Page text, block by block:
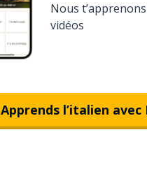
Nous
vidéos
Apprends l’italien avec